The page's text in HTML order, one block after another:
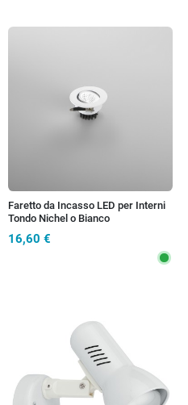
Faretto da Incasso LED per Interni
Tondo Nichel o Bianco
16,60 €